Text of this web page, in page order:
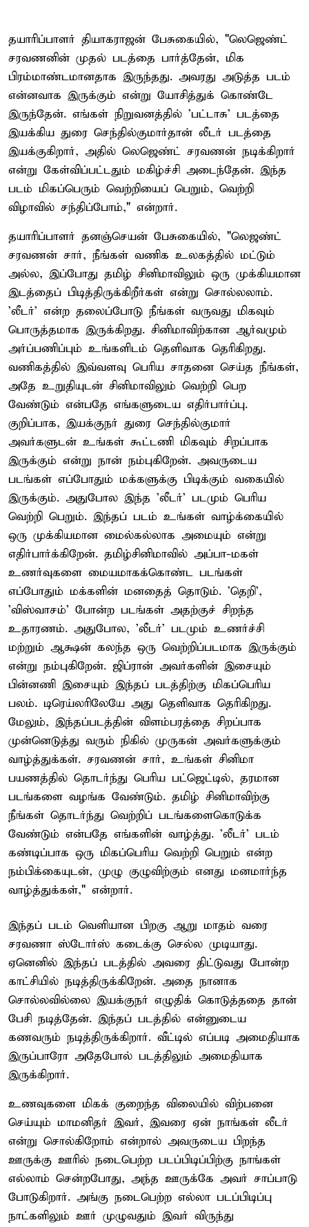
தயாரிப்பாளர் தியாகராஜன் பேசுகையில், "லெஜெண்ட்
சரவணனின் முதல் படத்தை பார்த்தேன், மிக
பிரம்மாண்டமானதாக இருந்தது. அவரது அடுத்த படம்
என்னவாக இருக்கும் என்று யோசித்துக் கொண்டே
இருந்தேன். எங்கள் நிறுவனத்தில் 'பட்டாசு' படத்தை
இயக்கிய துரை செந்தில்குமார்தான் லீடர் படத்தை
இயக்குகிறார், அதில் லெஜெண்ட் சரவணன் நடிக்கிறார்
என்று கேள்விப்பட்டதும் மகிழ்ச்சி அடைந்தேன். இந்த
படம் மிகப்பெரும் வெற்றியைப் பெறும், வெற்றி
விழாவில் சந்திப்போம்," என்றார்.
தயாரிப்பாளர் தனஞ்செயன் பேசுகையில், "லெஜண்ட்
சரவணன் சார், நீங்கள் வணிக உலகத்தில் மட்டும்
அல்ல, இப்போது தமிழ் சினிமாவிலும் ஒரு முக்கியமான
இடத்தைப் பிடித்திருக்கிறீர்கள் என்று சொல்லலாம்.
'லீடர்' என்ற தலைப்போடு நீங்கள் வருவது மிகவும்
பொருத்தமாக இருக்கிறது. சினிமாவிற்கான ஆர்வமும்
அர்ப்பணிப்பும் உங்களிடம் தெளிவாக தெரிகிறது.
வணிகத்தில் இவ்வளவு பெரிய சாதனை செய்த நீங்கள்,
அதே உறுதியுடன் சினிமாவிலும் வெற்றி பெற
வேண்டும் என்பதே எங்களுடைய எதிர்பார்ப்பு.
குறிப்பாக, இயக்குநர் துரை செந்தில்குமார்
அவர்களுடன் உங்கள் கூட்டணி மிகவும் சிறப்பாக
இருக்கும் என்று நான் நம்புகிறேன். அவருடைய
படங்கள் எப்போதும் மக்களுக்கு பிடிக்கும் வகையில்
இருக்கும். அதுபோல இந்த 'லீடர்' படமும் பெரிய
வெற்றி பெறும். இந்தப் படம் உங்கள் வாழ்க்கையில்
ஒரு முக்கியமான மைல்கல்லாக அமையும் என்று
எதிர்பார்க்கிறேன். தமிழ்சினிமாவில் அப்பா-மகள்
உணர்வுகளை மையமாகக்கொண்ட படங்கள்
எப்போதும் மக்களின் மனதைத் தொடும். 'தெறி',
'விஸ்வாசம்' போன்ற படங்கள் அதற்குச் சிறந்த
உதாரணம். அதுபோல, 'லீடர்' படமும் உணர்ச்சி
மற்றும் ஆக்ஷன் கலந்த ஒரு வெற்றிப்படமாக இருக்கும்
என்று நம்புகிறேன். ஜிப்ரான் அவர்களின் இசையும்
பின்னணி இசையும் இந்தப் படத்திற்கு மிகப்பெரிய
பலம். டிரெய்லரிலேயே அது தெளிவாக தெரிகிறது.
மேலும், இந்தப்படத்தின் விளம்பரத்தை சிறப்பாக
முன்னெடுத்து வரும் நிகில் முருகன் அவர்களுக்கும்
வாழ்த்துக்கள். சரவணன் சார், உங்கள் சினிமா
பயணத்தில் தொடர்ந்து பெரிய பட்ஜெட்டில், தரமான
படங்களை வழங்க வேண்டும். தமிழ் சினிமாவிற்கு
நீங்கள் தொடர்ந்து வெற்றிப் படங்களைகொடுக்க
வேண்டும் என்பதே எங்களின் வாழ்த்து. 'லீடர்' படம்
கண்டிப்பாக ஒரு மிகப்பெரிய வெற்றி பெறும் என்ற
நம்பிக்கையுடன், முழு குழுவிற்கும் எனது மனமார்ந்த
வாழ்த்துக்கள்," என்றார்.
இந்தப் படம் வெளியான பிறகு ஆறு மாதம் வரை
சரவணா ஸ்டோர்ஸ் கடைக்கு செல்ல முடியாது.
ஏனெனில் இந்தப் படத்தில் அவரை திட்டுவது போன்ற
காட்சியில் நடித்திருக்கிறேன். அதை நானாக
சொல்லவில்லை இயக்குந‌ர் எழுதிக் கொடுத்ததை தான்
பேசி நடித்தேன். இந்தப் படத்தில் என்னுடைய
கணவரும் நடித்திருக்கிறார். வீட்டில் எப்படி அமைதியாக
இருப்பாரோ அதேபோல் படத்திலும் அமைதியாக
இருக்கிறார்.
உணவுகளை மிகக் குறைந்த விலையில் விற்பனை
செய்யும் மாமனிதர் இவர், இவரை ஏன் நாங்கள் லீடர்
என்று சொல்கிறோம் என்றால் அவருடைய பிறந்த
ஊருக்கு ஊரில் நடைபெற்ற படப்பிடிப்பிற்கு நாங்கள்
எல்லாம் சென்றபோது, அந்த ஊருக்கே அவர் சாப்பாடு
போடுகிறார். அங்கு நடைபெற்ற எல்லா படப்பிடிப்பு
நாட்களிலும் ஊர் முழுவதும் இவர் விருந்து